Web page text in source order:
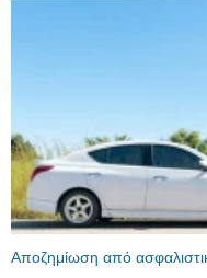
Αποζημίωση από